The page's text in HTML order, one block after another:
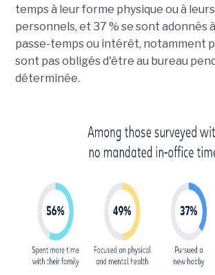
temps à leur forme physique ou à
personnels, et 37 % se sont adonnés
passe-temps ou intérêt, notamment
sont pas obligés d'être au bureau
déterminée.